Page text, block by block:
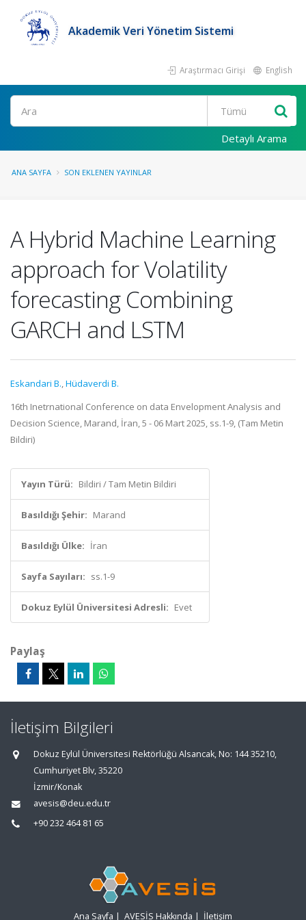
Akademik Veri Yönetim Sistemi
Araştırmacı Girişi English
Ara
Detaylı Arama
ANA SAYFA SON EKLENEN YAYINLAR
A Hybrid Machine Learning
approach for Volatility
forecasting Combining
GARCH and LSTM
Eskandari B.,Hüdaverdi B.
16th Inetrnational Conference on data Envelopment Analysis and
Decision Science, Marand, İran, 5 - 06 Mart 2025, ss.1-9, (Tam Metin
Bildiri)
Yayın Türü: Bildiri / Tam Metin Bildiri
Basıldığı Şehir: Marand
Basıldığı Ülke: İran
Sayfa Sayıları: ss.1-9
Dokuz Eylül Üniversitesi Adresli: Evet
Paylaş
İletişim Bilgileri
Dokuz Eylül Üniversitesi Rektörlüğü Alsancak, No: 144 35210,
Cumhuriyet Blv, 35220
İzmir/Konak
avesis@deu.edu.tr
+90 232 464 81 65
Ana Sayfa | AVESİS Hakkında | İletişim